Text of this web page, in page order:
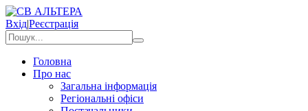
Вхід|Реєстрація
Головна
Про нас
Загальна інформація
Регіональні офіси